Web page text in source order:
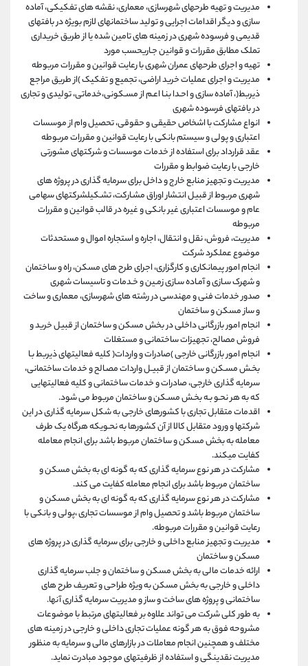
مدیریت و تهیه طرحهای شهرسازی، معماری، نقشه های تفکیکی، آماده
سازی و دیگر اقدامات اجرایی و تولید ساختمانهای لازم بویژه در بافتهای
قدیمی و فرسوده شهری در زمینه های تامین شده یا از طریق خریداری
تملک مطابق مقررات و قوانین جـاریحسب مورد
تهیه و اجرای طرحهای عمران شهری با رعایت قوانین و مقررات مربوطه
مدیریت و اجرای عملیات خرید اراضی، تجمیع و تفکیک )از طریق مراجع
ذیربط(، آماده سازی و احـدا بنـا اعـم از مسـکونی،خدماتی، تولیدی و تجاری
در بافتهای فرسوده شهری
انواع مشارکت با اشخاص حقیقی و حقوقی، تحصیل وام از موسسات
اعتباری و پولی و سیستم بانکی با رعایت قوانین و مقررات مربوطه
عقد قرارداد برای استفاده از خدمات موسسات و شرکتهای مشورتی
خارجی با رعایت ضوابط و مقررات
مدیریت و تجهیز منابع خارج و داخل برای سرمایه گذاری در پروژه های
شهری مربوط از قبیل انتشار اوراق مشـارکت، تشـکیلشرکتهای سهامی
عام و موسسات اعتباری غیر بانکی و غیره در قالب قوانین و مقررات
مربوطه
مدیریت، فروش، نقل و انتقال، اجاره و استجاره اموال و مستحدثات
موضوع عملکرد شرکت
انجام امور پیمانکاری و کارگزاری، اجرای طرح های مسکن، راه و ساختمان
و شهرک سـازی و آمـاده سـازی زمـین و خـدمات و تاسیسات شهری
صدور خدمات فنی و مهندسی در رشته های شهرسازی، معماری و ساخت
و ساز مسکن و ساختمان
انجام امور بازرگانی داخلی در بخش مسکن و ساختمان از قبیل خرید و
فروش مصالح، تجهیزات ساختمانی و مستغلات
انجام امور بازرگانی خارجی )صادرات و واردات( کلیه فعالیتهای ذیربط بـا
بخـش مسـکن و سـاختمان از قبیـل واردات مصـالح و خدمات ساختمانی،
سرمایه گذاری خارجی، صادرات و خدمات ساختمانی و کلیه فعالیتهایی
که به هر نحـو بـه بخـش مسـکن و ساختمان مربوط می شود.
اقدمات متقابل تجاری با کشورهای خارجی به شکل سرمایه گذاری در این
شرکتها و ورود متقابل کالا از آن کشورها به نحـویکه هرگاه یک طرف
معامله به بخش مسکن و ساختمان مربوط باشد برای انجام معامله
کفایت میکند.
مشارکت در هر نوع سرمایه گذاری که به گونه ای به بخش مسکن و
ساختمان مربوط باشد برای انجام معامله کفایت می کند.
مشارکت در هر نوع سرمایه گذاری که به گونه ای به بخش مسکن و
ساختمان مربوط باشد و تحصیل وام از موسسات تجاری ،پولی و بانکی با
رعایت قوانین و مقررات مربوطه.
مدیریت و تجهیز منابع داخلی و خارجی برای سرمایه گذاری در پروژه های
مسکن و ساختمان
ارائه خدمات مالی به بخش مسکن و ساختمان و جلب سرمایه گذاری
داخلی و خارجی به بخش مسکن به ویژه طراحی و تعریف طرح های
ساختمانی و پروژه های ساخت و ساز و مدیریت سرمایه گذاری آنها.
به طور کلی شرکت می تواند علاوه بر فعالیتهای مرتبط با موضوعات
مشروحه فوق به هر گونه عملیات تجاری داخلی و خارجی در زمینه های
مختلف و همچنین انجام معاملات در بازارهای مالی و سرمایه به منظور
مدیریت نقدینگی و استفاده از ظرفیتهای موجود مبادرت نماید.